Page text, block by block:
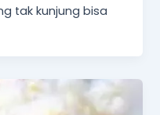
tak kunjung bisa